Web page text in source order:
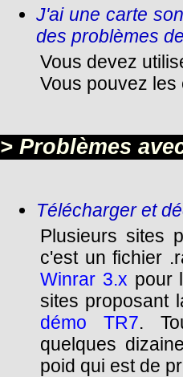
J'ai une carte
des problèmes
Vous devez
Vous pouvez
> Problèmes
Télécharger et
Plusieurs sites
c'est un fichier
Winrar 3.x pour
sites proposant
démo TR7.
quelques
poid qui est de